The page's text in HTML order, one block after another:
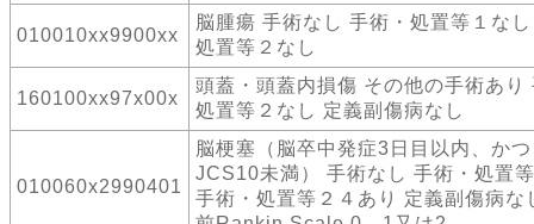
010010xx9900xx
脳腫瘍 手術なし 手術・処置等１な
処置等２なし
160100xx97x00x
頭蓋・頭蓋内損傷 その他の手術あり
処置等２なし 定義副傷病なし
010060x2990401
脳梗塞（脳卒中発症3日目以内、か
JCS10未満） 手術なし 手術・処置
手術・処置等２４あり 定義副傷病な